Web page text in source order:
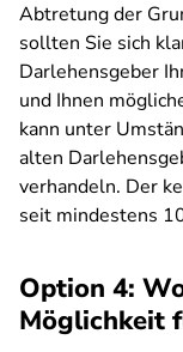
Abtretung der
sollten Sie sich
Darlehensgeber
und Ihnen
kann unter
alten
verhandeln. Der
seit mindestens
Option 4:
Möglichkeit